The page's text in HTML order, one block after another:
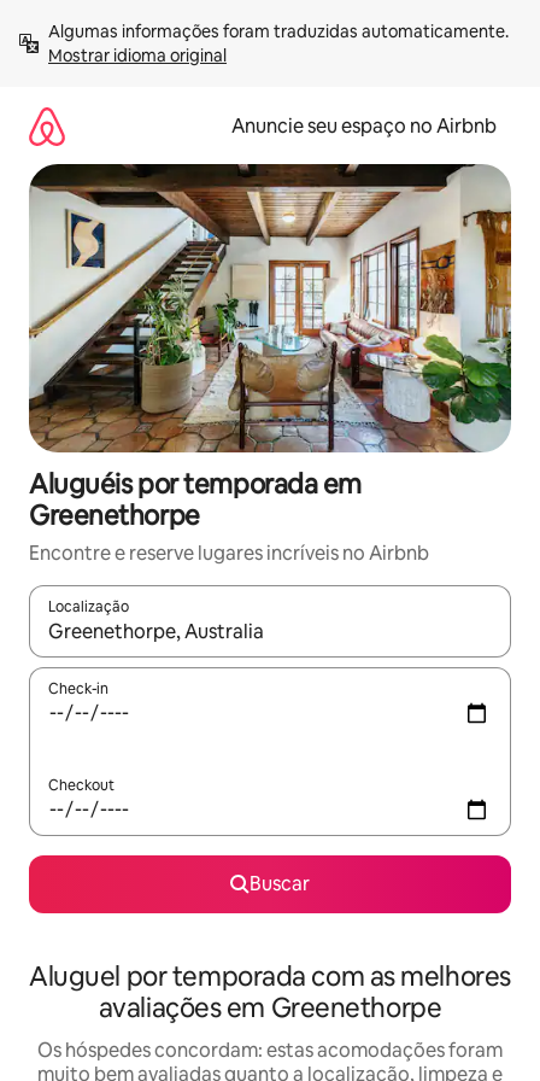
para
Mostrar idioma original
Anuncie seu espaço no Airbnb
Aluguéis por temporada em
Greenethorpe
Encontre e reserve lugares incríveis no Airbnb
Localização
Quando os resultados estiverem disponíveis, explore-os
Check-in
Checkout
Buscar
Aluguel por temporada com as melhores
avaliações em Greenethorpe
Os hóspedes concordam: estas acomodações foram
muito bem avaliadas quanto a localização, limpeza e